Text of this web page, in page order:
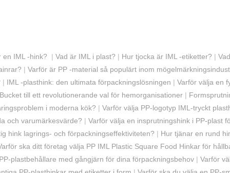
en IML -hink? | Vad är IML i plast? | Hur tjocka är IML -etiketter? |
| Varför är PP -material så populärt inom
| IML -plasthink: den ultimata förpackningslösningen | Varför välja en
till ett revolutionerande val för hemorganisationer |
i moderna kök? | Varför välja PP-logotyp IML-tryckt
och varumärkesvärde? | Varför välja en insprutningshink i PP-plast
hink lagrings- och förpackningseffektiviteten? | Hur tjänar en rund
ska ditt företag välja PP IML Plastic Square Food Hinkar för
plastbehållare med gångjärn för dina förpackningsbehov | Varför